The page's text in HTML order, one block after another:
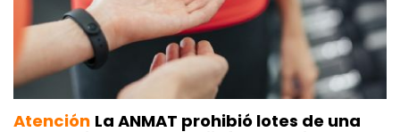
Atención La ANMAT prohibió lotes de una